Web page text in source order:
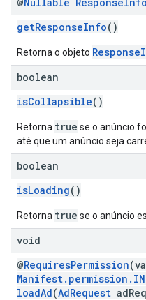
getResponseInfo()
Retorna o objeto
boolean
isCollapsible()
Retorna true se o anúncio
até que um anúncio seja
boolean
isLoading()
Retorna true se o anúncio
void
@RequiresPermission
loadAd(AdRequest